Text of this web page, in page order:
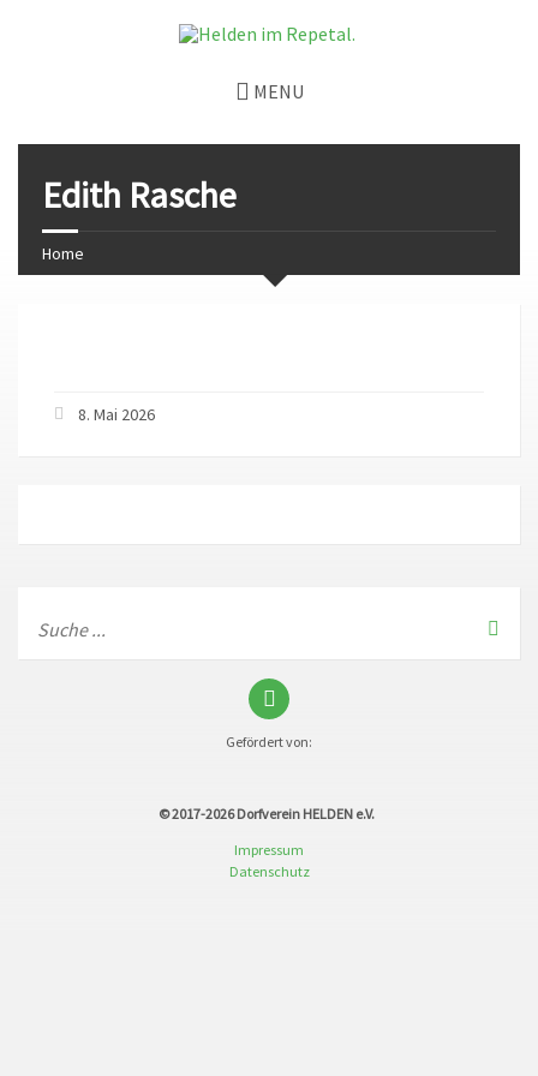
MENU
Edith Rasche
Home
8. Mai 2026
Gefördert von:
© 2017-2026Dorfverein HELDEN e.V.
Impressum
Datenschutz